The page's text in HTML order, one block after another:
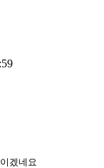
겠네요